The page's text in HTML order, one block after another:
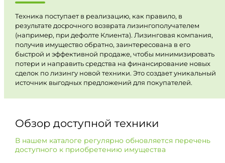
Техника поступает в реализацию, как правило, в
результате досрочного возврата лизингополучателем
(например, при дефолте Клиента). Лизинговая компания,
получив имущество обратно, заинтересована в его
быстрой и эффективной продаже, чтобы минимизировать
потери и направить средства на финансирование новых
сделок по лизингу новой техники. Это создает уникальный
источник выгодных предложений для покупателей.
Обзор доступной техники
В нашем каталоге регулярно обновляется перечень
доступного к приобретению имущества